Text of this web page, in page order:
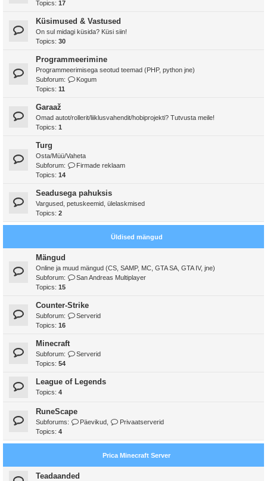
Topics: 17
Küsimused & Vastused
On sul midagi küsida? Küsi siin!
Topics: 30
Programmeerimine
Programmeerimisega seotud teemad (PHP, python jne)
Subforum:
Kogum
Topics: 11
Garaaž
Omad autot/rollerit/liiklusvahendit/hobiprojekti? Tutvusta meile!
Topics: 1
Turg
Osta/Müü/Vaheta
Subforum:
Firmade reklaam
Topics: 14
Seadusega pahuksis
Vargused, petuskeemid, ülelaskmised
Topics: 2
Üldised mängud
Mängud
Online ja muud mängud (CS, SAMP, MC, GTA SA, GTA IV, jne)
Subforum:
San Andreas Multiplayer
Topics: 15
Counter-Strike
Subforum:
Serverid
Topics: 16
Minecraft
Subforum:
Serverid
Topics: 54
League of Legends
Topics: 4
RuneScape
Subforums: Päevikud
Privaatserverid
Topics: 4
Prica Minecraft Server
Teadaanded